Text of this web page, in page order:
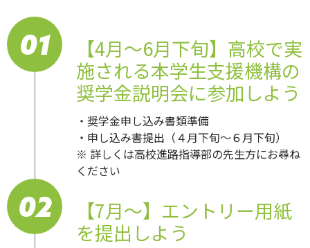
01
【4月～6月下旬】高校で実
施される本学生支援機構の
奨学金説明会に参加しよう
・奨学金申し込み書類準備
・申し込み書提出（４月下旬〜６月下旬）
※ 詳しくは高校進路指導部の先生方にお尋ね
ください
02
【7月～】エントリー用紙
を提出しよう